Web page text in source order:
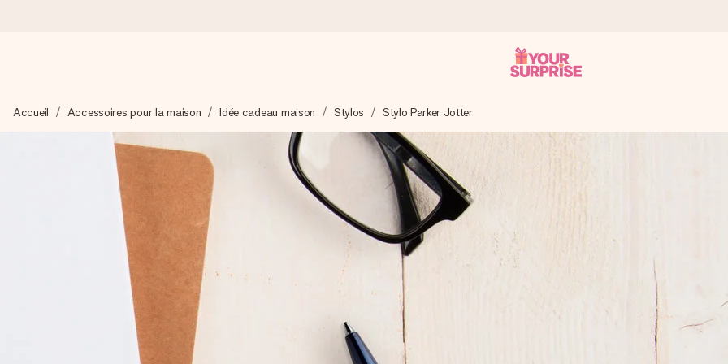
Nous préparons votre cadeau avec attention et l’envoyons en un éclair – pour que vous puissiez l’offrir au bon moment, quand
4,8 (sur la base de +15 000 avis)
Nos cadeaux sont appréciés. Les clients nous attribuent une note de 4,8 sur Google Reviews (total de tous les pays où nous
Carte de vœux gratuite
Créez quelque chose d’unique en quelques étapes – avec son prénom, votre photo ou un message qui touche le cœur. Sans
Accueil Accessoires pour la maison Idée cadeau maison Stylos Stylo Parker Jotter